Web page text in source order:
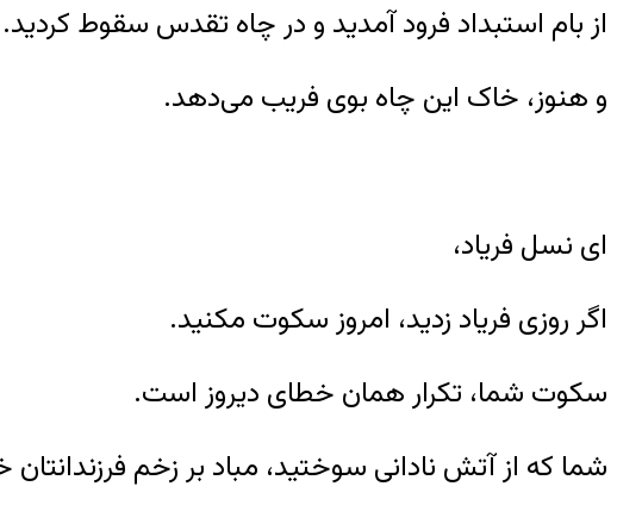
از بام استبداد فرود آمدید و در چاه تقدس سقوط کردید.
و هنوز، خاک این چاه بوی فریب می‌دهد.
ای نسل فریاد،
اگر روزی فریاد زدید، امروز سکوت مکنید.
سکوت شما، تکرار همان خطای دیروز است.
شما که از آتش نادانی سوختید، مباد بر زخم